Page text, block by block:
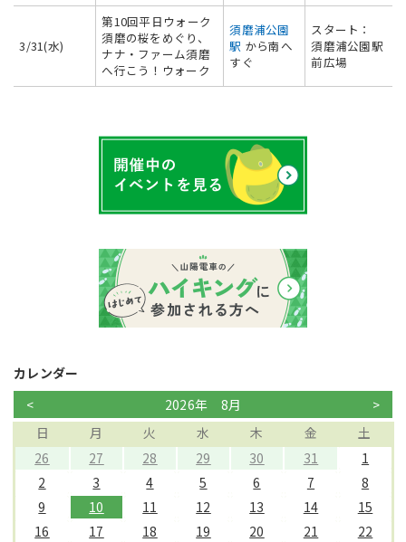
3/31(水)
第10回平日ウォーク
須磨の桜をめぐり、
ナナ・ファーム須磨
へ行こう！ウォーク
須磨浦公園
駅 から南へ
すぐ
スタート：
須磨浦公園駅
前広場
カレンダー
<
2026年 8月
>
日
月 火 水 木 金
土
26
27 28 29 30 31
1
2
3 4 5 6 7
8
9
10 11 12 13 14
15
16
17 18 19 20 21
22